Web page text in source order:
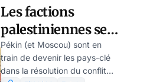
Les factions
palestiniennes se
réconcilient…à
Pékin
Pékin (et Moscou) sont en
train de devenir les pays-clé
dans la résolution du conflit